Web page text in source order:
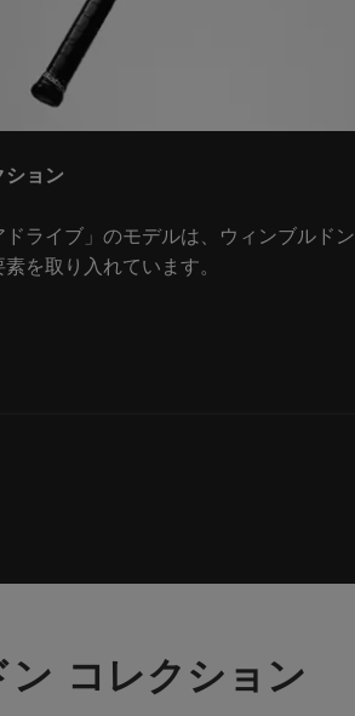
ション
ドライブ」のモデルは、ウィンブルドン
を取り入れています。
コレクション